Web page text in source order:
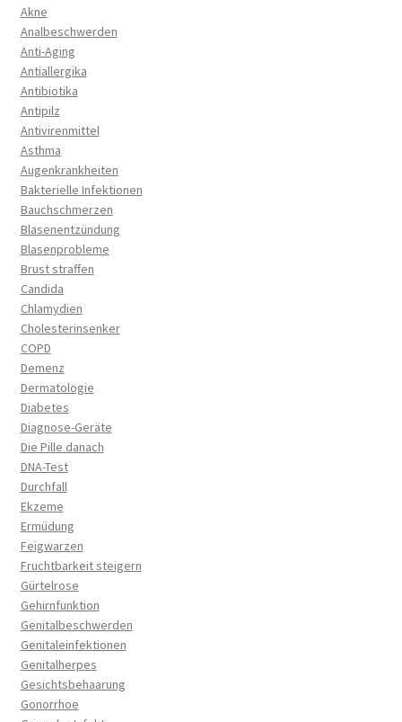
Akne
Analbeschwerden
Anti-Aging
Antiallergika
Antibiotika
Antipilz
Antivirenmittel
Asthma
Augenkrankheiten
Bakterielle Infektionen
Bauchschmerzen
Blasenentzündung
Blasenprobleme
Brust straffen
Candida
Chlamydien
Cholesterinsenker
COPD
Demenz
Dermatologie
Diabetes
Diagnose-Geräte
Die Pille danach
DNA-Test
Durchfall
Ekzeme
Ermüdung
Feigwarzen
Fruchtbarkeit steigern
Gürtelrose
Gehirnfunktion
Genitalbeschwerden
Genitaleinfektionen
Genitalherpes
Gesichtsbehaarung
Gonorrhoe